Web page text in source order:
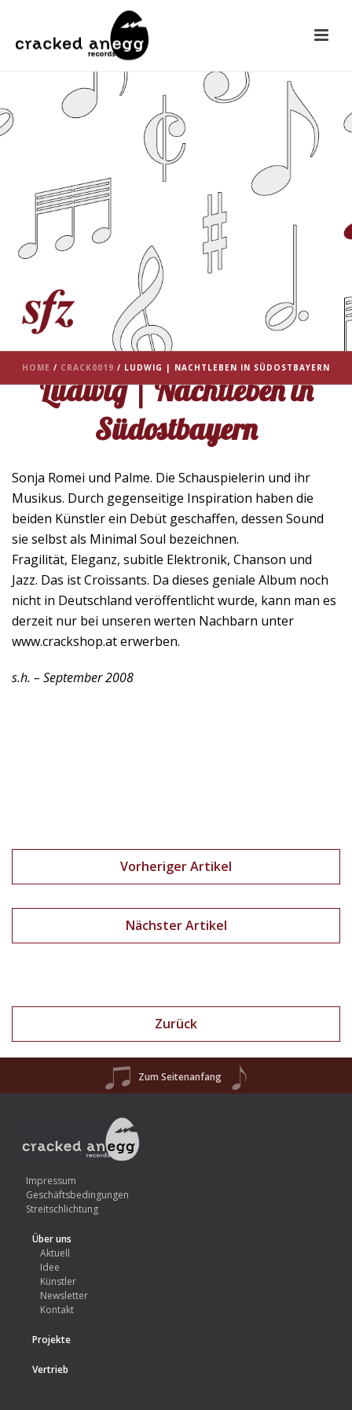
HOME / CRACK0019 / LUDWIG | NACHTLEBEN IN SÜDOSTBAYERN
Ludwig | Nachtleben in
Südostbayern
Sonja Romei und Palme. Die Schauspielerin und ihr
Musikus. Durch gegenseitige Inspiration haben die
beiden Künstler ein Debüt geschaffen, dessen Sound
sie selbst als Minimal Soul bezeichnen.
Fragilität, Eleganz, subitle Elektronik, Chanson und
Jazz. Das ist Croissants. Da dieses geniale Album noch
nicht in Deutschland veröffentlicht wurde, kann man es
derzeit nur bei unseren werten Nachbarn unter
www.crackshop.at erwerben.
s.h. – September 2008
Vorheriger Artikel
Nächster Artikel
Zurück
Zum Seitenanfang
Impressum
Geschäftsbedingungen
Streitschlichtung
Über uns
Aktuell
Idee
Künstler
Newsletter
Kontakt
Projekte
Vertrieb